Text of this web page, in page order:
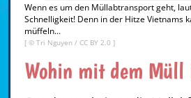
Wenn es um den Müllabtransport geht,
Schnelligkeit! Denn in der Hitze Vietnams
müffeln...
[ © Tri Nguyen / CC BY 2.0 ]
Wohin mit dem